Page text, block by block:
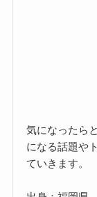
気になったら
になる話題や
ていきます。